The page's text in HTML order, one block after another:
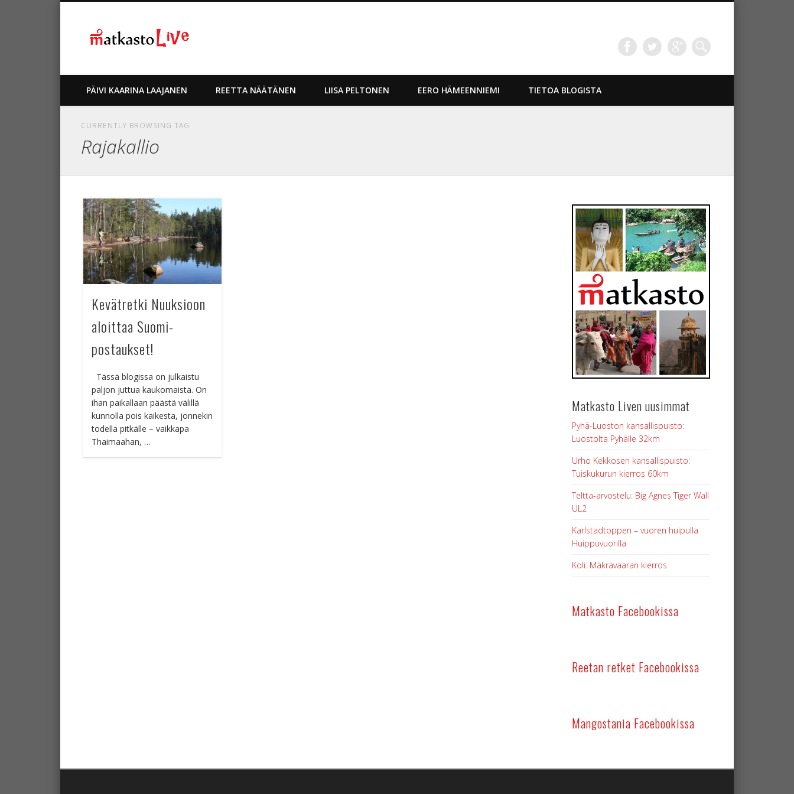
Matkablogi Matkasto Live
Google+
PÄIVI KAARINA LAAJANEN REETTA NÄÄTÄNEN LIISA PELTONEN EERO HÄMEENNIEMI TIETOA BLOGISTA
CURRENTLY BROWSING TAG
Rajakallio
Kevätretki Nuuksioon
aloittaa Suomi-
postaukset!
Tässä blogissa on julkaistu
paljon juttua kaukomaista. On
ihan paikallaan päästä välillä
kunnolla pois kaikesta, jonnekin
todella pitkälle – vaikkapa
Thaimaahan, …
Matkasto Liven uusimmat
Pyhä-Luoston kansallispuisto:
Luostolta Pyhälle 32km
Urho Kekkosen kansallispuisto:
Tuiskukurun kierros 60km
Teltta-arvostelu: Big Agnes Tiger Wall
UL2
Karlstadtoppen – vuoren huipulla
Huippuvuorilla
Koli: Mäkrävaaran kierros
Matkasto Facebookissa
Reetan retket Facebookissa
Mangostania Facebookissa